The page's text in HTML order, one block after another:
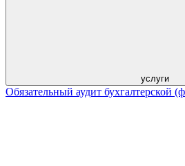
услуги
Обязательный аудит бухгалтерской